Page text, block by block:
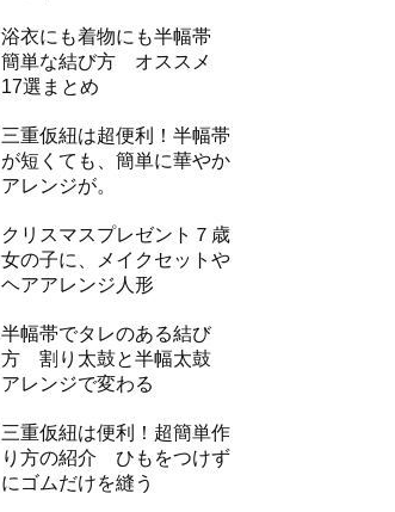
浴衣にも着物にも半幅帯
簡単な結び方 オススメ
17選まとめ
三重仮紐は超便利！半幅帯
が短くても、簡単に華やか
アレンジが。
クリスマスプレゼント７歳
女の子に、メイクセットや
ヘアアレンジ人形
半幅帯でタレのある結び
方 割り太鼓と半幅太鼓
アレンジで変わる
三重仮紐は便利！超簡単作
り方の紹介 ひもをつけず
にゴムだけを縫う